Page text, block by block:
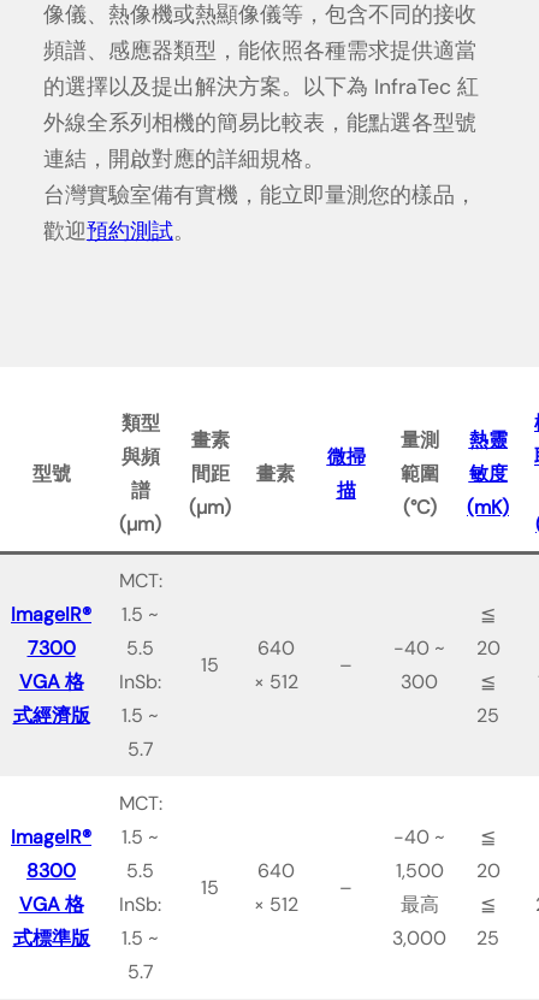
像儀、熱像機或熱顯像儀等，包含不同的接收
頻譜、感應器類型，能依照各種需求提供適當
的選擇以及提出解決方案。以下為 InfraTec 紅
外線全系列相機的簡易比較表，能點選各型號
連結，開啟對應的詳細規格。
台灣實驗室備有實機，能立即量測您的樣品，
歡迎預約測試。
型號
類型
與頻
譜
(µm)
畫素
間距
(µm)
畫素
微掃
描
量測
範圍
(°C)
熱靈
敏度
(mK)
ImageIR®
7300
VGA 格
式經濟版
MCT:
1.5 ~
5.5
InSb:
1.5 ~
5.7
15
640
× 512
–
-40 ~
300
≦
20
≦
25
ImageIR®
8300
VGA 格
式標準版
MCT:
1.5 ~
5.5
InSb:
1.5 ~
5.7
15
640
× 512
–
-40 ~
1,500
最高
3,000
≦
20
≦
25